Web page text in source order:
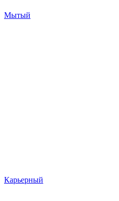
Мытый
Карьерный